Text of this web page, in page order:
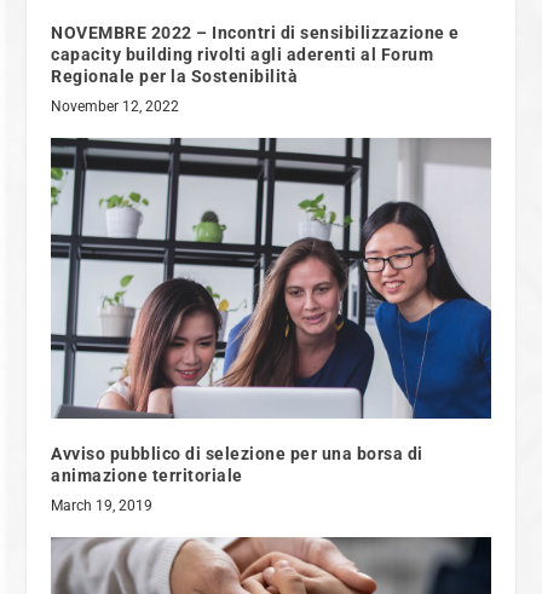
NOVEMBRE 2022 – Incontri di sensibilizzazione e
capacity building rivolti agli aderenti al Forum
Regionale per la Sostenibilità
November 12, 2022
Avviso pubblico di selezione per una borsa di
animazione territoriale
March 19, 2019